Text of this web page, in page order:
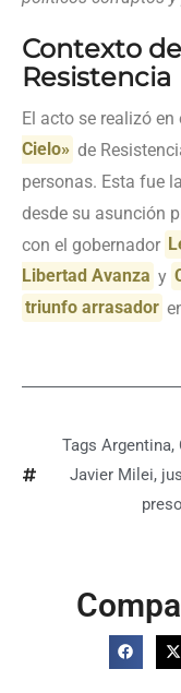
Contexto
Resistencia
El acto se realizó
Cielo» de
personas. Esta fue
desde su asunción
con el gobernador
Libertad Avanza y
triunfo arrasador
Tags Argentina,
Javier Milei,